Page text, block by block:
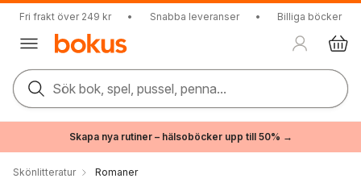
Fri frakt över 249 kr • Snabba leveranser • Billiga böcker
Sök bok, spel, pussel, penna...
Skapa nya rutiner – hälsoböcker upp till 50% →
Skönlitteratur Romaner